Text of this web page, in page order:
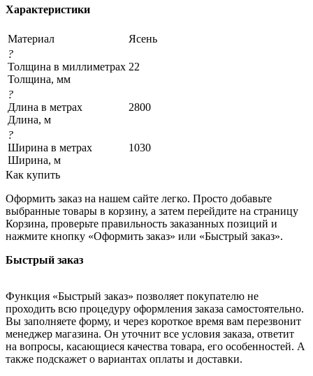
Характеристики
Материал
Ясень
?
Толщина в миллиметрах
Толщина, мм
22
?
Длина в метрах
Длина, м
2800
?
Ширина в метрах
Ширина, м
1030
Как купить
Оформить заказ на нашем сайте легко. Просто добавьте
выбранные товары в корзину, а затем перейдите на страницу
Корзина, проверьте правильность заказанных позиций и
нажмите кнопку «Оформить заказ» или «Быстрый заказ».
Быстрый заказ
Функция «Быстрый заказ» позволяет покупателю не
проходить всю процедуру оформления заказа самостоятельно.
Вы заполняете форму, и через короткое время вам перезвонит
менеджер магазина. Он уточнит все условия заказа, ответит
на вопросы, касающиеся качества товара, его особенностей. А
также подскажет о вариантах оплаты и доставки.